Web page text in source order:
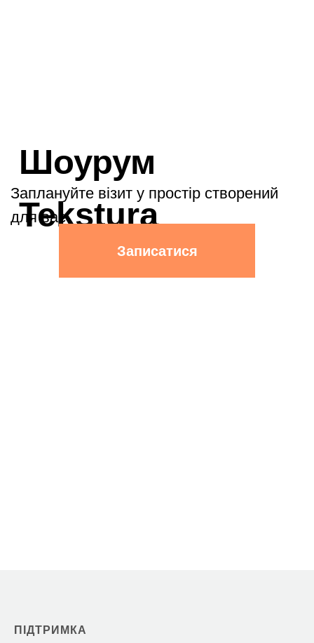
ПІДТРИМКА